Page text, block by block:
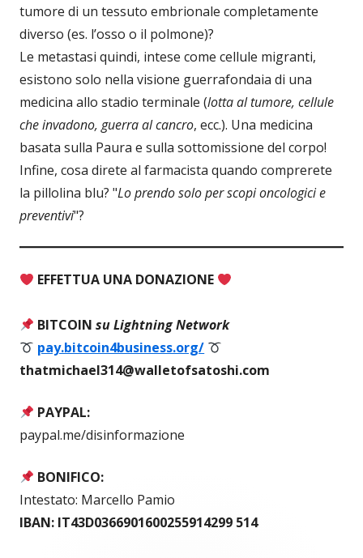
tumore di un tessuto embrionale completamente
diverso (es. l’osso o il polmone)?
Le metastasi quindi, intese come cellule migranti,
esistono solo nella visione guerrafondaia di una
medicina allo stadio terminale (lotta al tumore, cellule
che invadono, guerra al cancro, ecc.). Una medicina
basata sulla Paura e sulla sottomissione del corpo!
Infine, cosa direte al farmacista quando comprerete
la pillolina blu? "Lo prendo solo per scopi oncologici e
preventivi"?
EFFETTUA UNA DONAZIONE
BITCOIN su Lightning Network
pay.bitcoin4business.org/
thatmichael314@walletofsatoshi.com
PAYPAL:
paypal.me/disinformazione
BONIFICO:
Intestato: Marcello Pamio
IBAN: IT43D0366901600255914299 514